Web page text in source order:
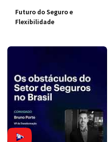
Futuro do Seguro e
Flexibilidade